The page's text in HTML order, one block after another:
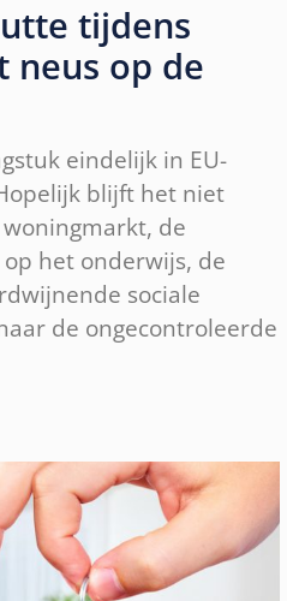
tijdens
neus op de
eindelijk in EU-
blijft het niet
de
het onderwijs, de
sociale
de ongecontroleerde